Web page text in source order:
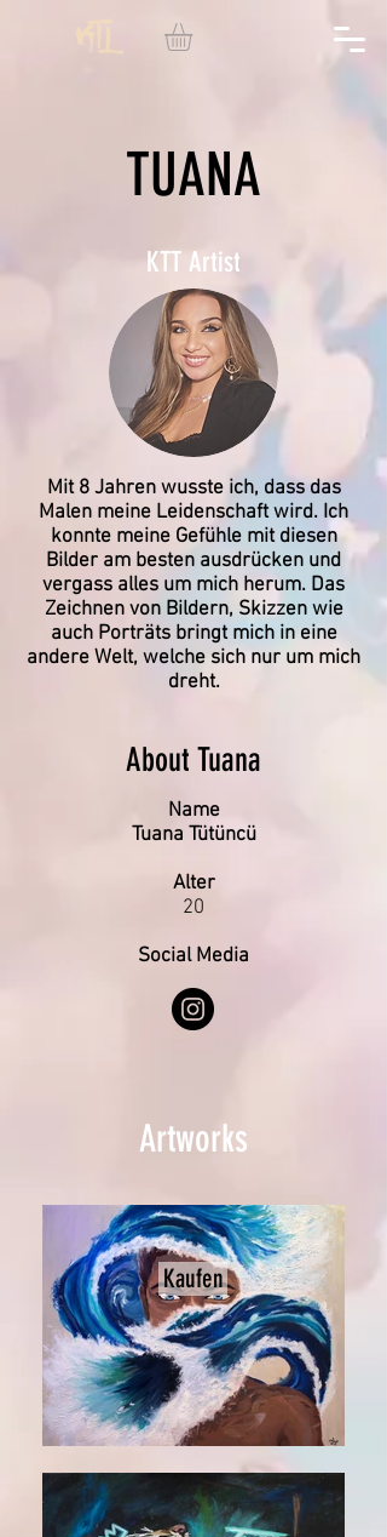
TUANA
KTT Artist
About Tuana
Name
Tuana Tütüncü
Alter
20
Social Media
Mit 8 Jahren wusste ich, dass das
Malen meine Leidenschaft wird. Ich
konnte meine Gefühle mit diesen
Bilder am besten ausdrücken und
vergass alles um mich herum. Das
Zeichnen von Bildern, Skizzen wie
auch Porträts bringt mich in eine
andere Welt, welche sich nur um mich
dreht.
Artworks
Kaufen